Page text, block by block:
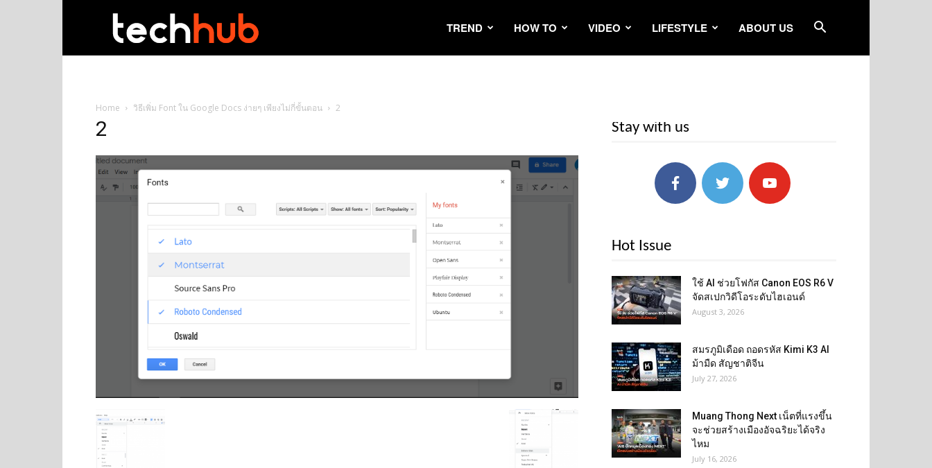
TREND HOW TO VIDEO LIFESTYLE ABOUT US
Home วิธีเพิ่ม Font ใน Google Docs ง่ายๆ เพียงไม่กี่ขั้นตอน 2
2 Stay with us
Hot Issue
ใช้ AI ช่วยโฟกัส Canon EOS R6 V
จัดสเปกวิดีโอระดับไฮเอนด์
August 3, 2026
สมรภูมิเดือด ถอดรหัส Kimi K3 AI
ม้ามืด สัญชาติจีน
July 27, 2026
Muang Thong Next เน็ตที่แรงขึ้น
จะช่วยสร้างเมืองอัจฉริยะได้จริง
ไหม
July 16, 2026